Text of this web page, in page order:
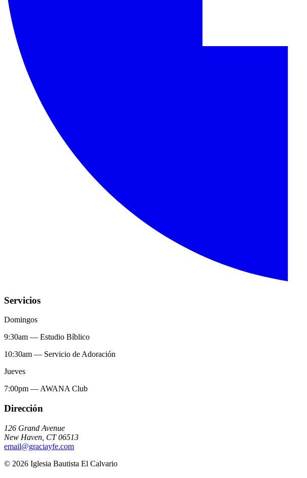
Servicios
Domingos
9:30am — Estudio Bíblico
10:30am — Servicio de Adoración
Jueves
7:00pm — AWANA Club
Dirección
126 Grand Avenue
New Haven CT 06513
email@graciayfe.com
© 2026 Iglesia Bautista El Calvario